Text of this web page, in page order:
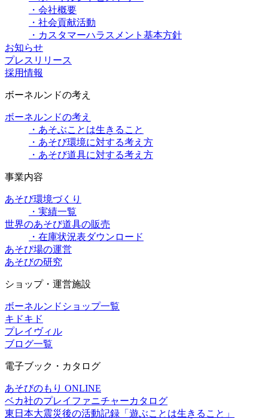
・会社概要
・社会貢献活動
・カスタマーハラスメント基本方針
お知らせ
プレスリリース
採用情報
ボーネルンドの考え
ボーネルンドの考え
・あそぶことは生きること
・あそび環境に対する考え方
・あそび道具に対する考え方
事業内容
あそび環境づくり
・実績一覧
世界のあそび道具の販売
・在庫状況表ダウンロード
あそび場の運営
あそびの研究
ショップ・運営施設
ボーネルンドショップ一覧
キドキド
プレイヴィル
ブログ一覧
電子ブック・カタログ
あそびのもり ONLINE
ベカ社のプレイファニチャーカタログ
東日本大震災後の活動記録「遊ぶことは生きること」